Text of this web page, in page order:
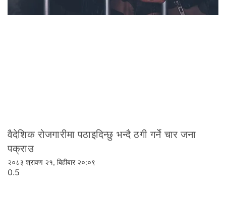
वैदेशिक रोजगारीमा पठाइदिन्छु भन्दै ठगी गर्ने चार जना
पक्राउ
२०८३ श्रावण २१, बिहीबार २०:०९